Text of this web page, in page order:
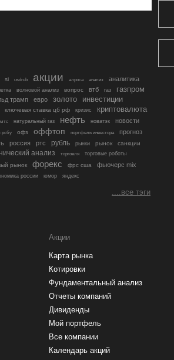
si usdrub акции алроса анализ аналитика
волновой анализ вопрос втб газ газпром
трамп евро золото инвестиции
ключевая ставка цб рф кризис криптовалюта
мтс натуральный газ нефть новатэк новости
рсбу офз оффтоп портфель инвестора
прогноз
россия ртс рубль рынки рынок санкции
анализ торговля торговые роботы
рынок форекс фрс сша фьючерс mix
россии юмор яндекс
....все тэги
Акции
Карта рынка
Котировки
Фундаментальный анализ
Отчеты компаний
Дивиденды
Мой портфель
Все компании
Календарь акций